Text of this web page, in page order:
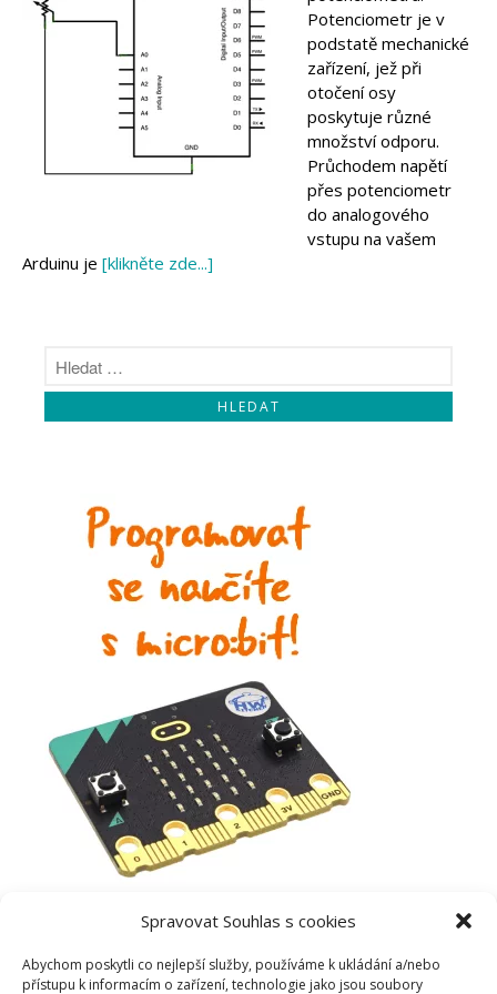
Spravovat Souhlas s cookies
Abychom poskytli co nejlepší služby, používáme k ukládání a/nebo
přístupu k informacím o zařízení, technologie jako jsou soubory
Makeblock
Micro:bit
Videa
Koupit
Potenciometr je v
podstatě mechanické
zařízení, jež při
otočení osy
poskytuje různé
množství odporu.
Průchodem napětí
přes potenciometr
do analogového
vstupu na vašem
Arduinu je [klikněte zde...]